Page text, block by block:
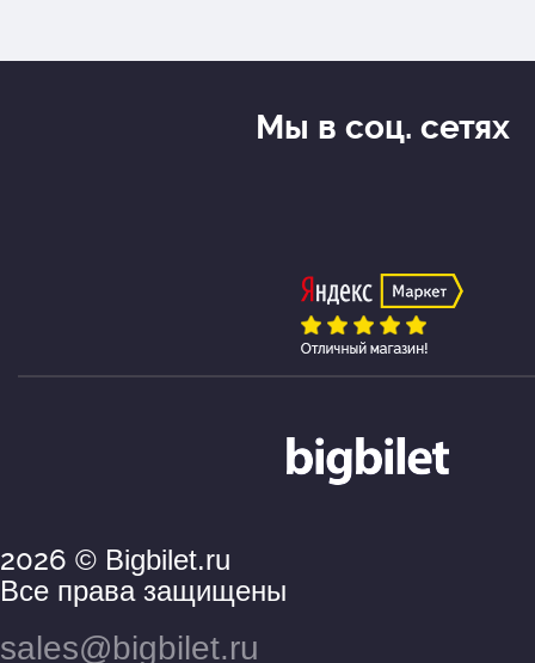
2026 © Bigbilet.ru
Все права защищены
sales@bigbilet.ru
Мы в соц. сетях